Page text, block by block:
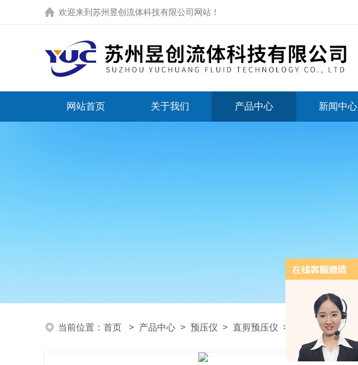
欢迎来到 苏州昱创流体科技有限公司网站 ！
网站首页 关于我们 产品中心 新闻中心
当前位置： 首页 > 产品中心 > 预压仪 > 直剪预压仪 > YUC.IJZQY32-1